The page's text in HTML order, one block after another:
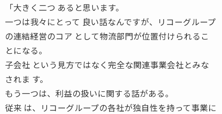
「大きく二つ あると思います。
一つは我々にとって 良い話なんですが、リコーグループ
の連結経営のコア として物流部門が位置付けられるこ
とになる。
子会社 という見方ではなく完全な関連事業会社とみな
されま す。
もう一つは、利益の扱いに関する話がある。
従来 は、リコーグループの各社が独自性を持って事業に